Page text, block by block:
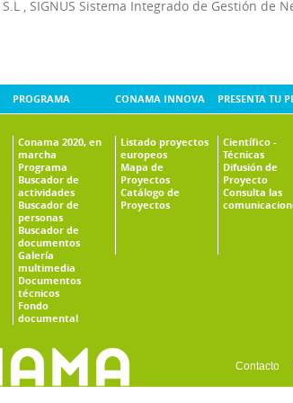
SIGNUS Sistema Integrado de Gestión de
PROGRAMA
Conama 2020, en
marcha
Programa
Buscador de
actividades
Buscador de
personas
Buscador de
documentos
Galería
multimedia
Documentos
técnicos
Fondo
documental
CONAMA INNOVA
Listado proyectos
europeos
Mapa de
Proyectos
Catálogo de
Proyectos
PRESENTA TU
Científico -
Técnicas
Difusión de
Proyecto
Consulta las
Contacto